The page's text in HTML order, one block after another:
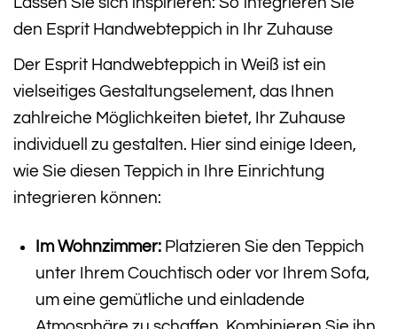
den Esprit Handwebteppich in Ihr Zuhause
Der Esprit Handwebteppich in Weiß ist ein
vielseitiges Gestaltungselement, das Ihnen
zahlreiche Möglichkeiten bietet, Ihr Zuhause
individuell zu gestalten. Hier sind einige Ideen,
wie Sie diesen Teppich in Ihre Einrichtung
integrieren können:
Im Wohnzimmer:Platzieren Sie den Teppich
unter Ihrem Couchtisch oder vor Ihrem Sofa,
um eine gemütliche und einladende